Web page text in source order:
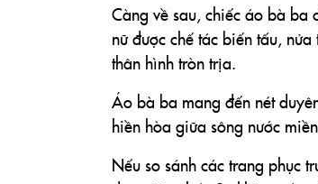
Càng về sau, chiếc áo bà ba
nữ được chế tác biến tấu,
thân hình tròn trịa.
Áo bà ba mang đến nét
hiền hòa giữa sông nước
Nếu so sánh các trang phục